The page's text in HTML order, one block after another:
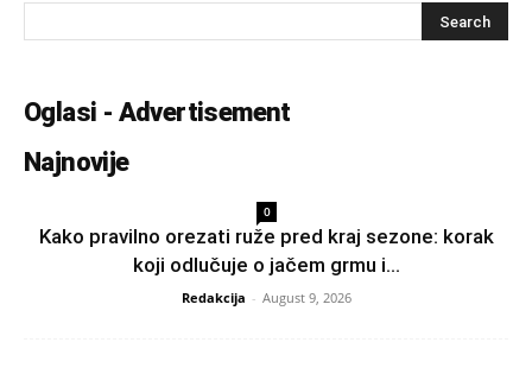
Oglasi - Advertisement
Najnovije
0
Kako pravilno orezati ruže pred kraj sezone: korak
koji odlučuje o jačem grmu i...
Redakcija - August 9, 2026